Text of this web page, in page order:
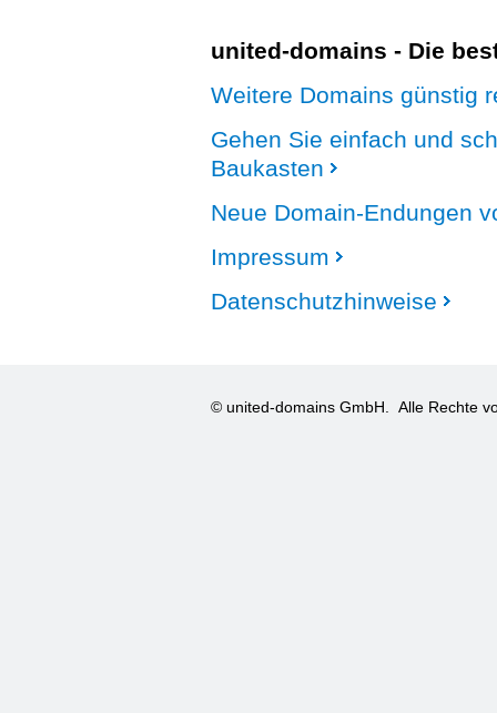
united-domains - Die
Weitere Domains günstig
Gehen Sie einfach und
Baukasten
Neue Domain-Endungen
Impressum
Datenschutzhinweise
© united-domains GmbH. Alle Rechte